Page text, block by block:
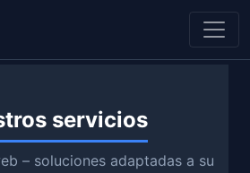
servicios
– soluciones adaptadas a su